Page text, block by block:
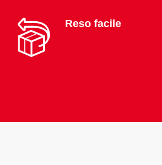
Reso facile